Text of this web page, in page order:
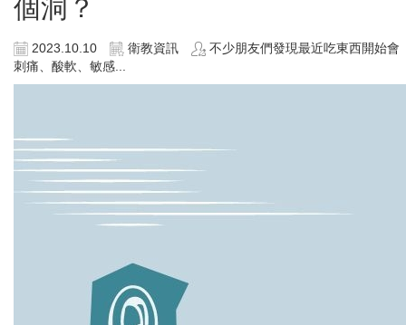
個洞？
2023.10.10 衛教資訊
不少朋友們發現最近吃東西開始會
刺痛、酸軟、敏感...